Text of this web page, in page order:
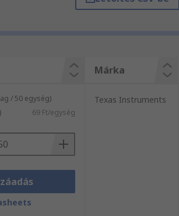
áttekinti az RS weboldalát, meg fogja
Szabványos logikai termék illetve
scan portok és kiegészítő
nyerjen a működtetésükről
Márka
/ 50 egység)
69 Ft/egység
Texas Instruments